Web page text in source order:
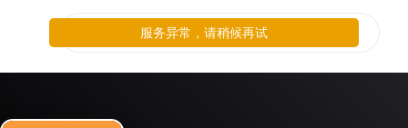
服务异常，请稍候再试